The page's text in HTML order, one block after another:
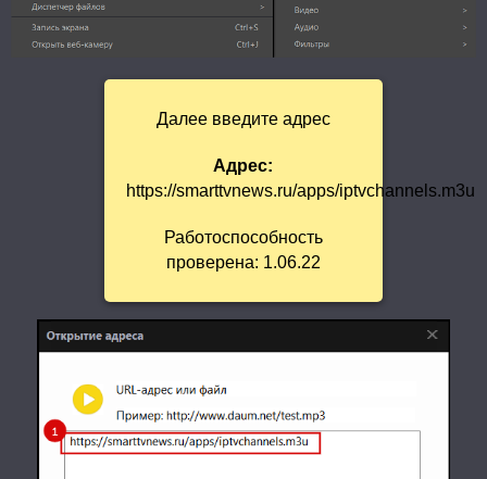
Далее введите адрес
Адрес:
https://smarttvnews.ru/apps/iptvchannels.m3u
Работоспособность
проверена: 1.06.22